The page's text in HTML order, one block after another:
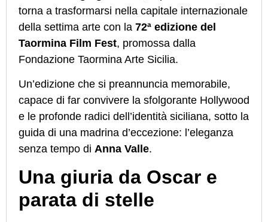
torna a trasformarsi nella capitale internazionale
della settima arte con la 72ª edizione del
Taormina Film Fest, promossa dalla
Fondazione Taormina Arte Sicilia.
Un’edizione che si preannuncia memorabile,
capace di far convivere la sfolgorante Hollywood
e le profonde radici dell’identità siciliana, sotto la
guida di una madrina d’eccezione: l’eleganza
senza tempo di Anna Valle.
Una giuria da Oscar e
parata di stelle